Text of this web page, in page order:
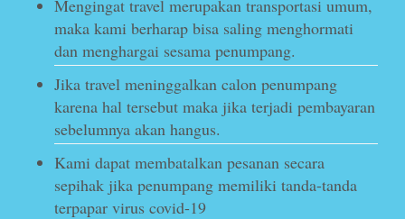
Mengingat travel merupakan transportasi umum,
maka kami berharap bisa saling menghormati
dan menghargai sesama penumpang.
Jika travel meninggalkan calon penumpang
karena hal tersebut maka jika terjadi pembayaran
sebelumnya akan hangus.
Kami dapat membatalkan pesanan secara
sepihak jika penumpang memiliki tanda-tanda
terpapar virus covid-19